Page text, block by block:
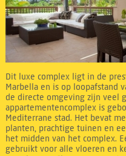
Dit luxe complex ligt in de
Marbella en is op loopafstand
de directe omgeving zijn veel
appartementencomplex is
Mediterrane stad. Het bevat
planten, prachtige tuinen en
het midden van het complex.
gebruikt voor alle vloeren en